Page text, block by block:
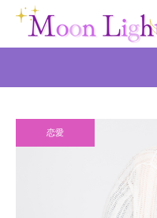
恋愛